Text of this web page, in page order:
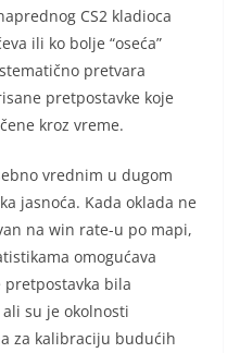
CS2 kladioca
ili ko bolje “oseća”
pretvara
pretpostavke koje
kroz vreme.
vrednim u dugom
jasnoća. Kada oklada ne
na win rate-u po mapi,
omogućava
bila
su je okolnosti
za kalibraciju budućih